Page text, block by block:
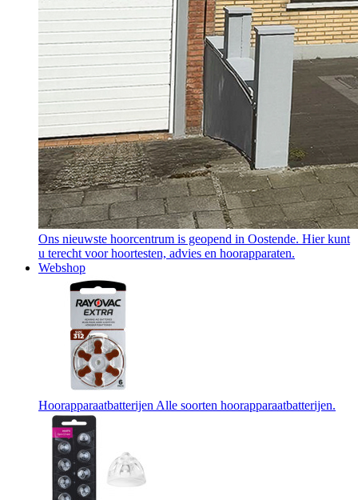
Ons nieuwste hoorcentrum is geopend in Oostende. Hier kunt
u terecht voor hoortesten, advies en hoorapparaten.
Webshop
Hoorapparaatbatterijen Alle soorten hoorapparaatbatterijen.